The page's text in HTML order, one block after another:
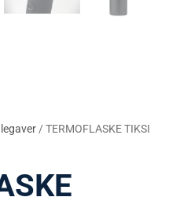
/ TERMOFLASKE TIKSI